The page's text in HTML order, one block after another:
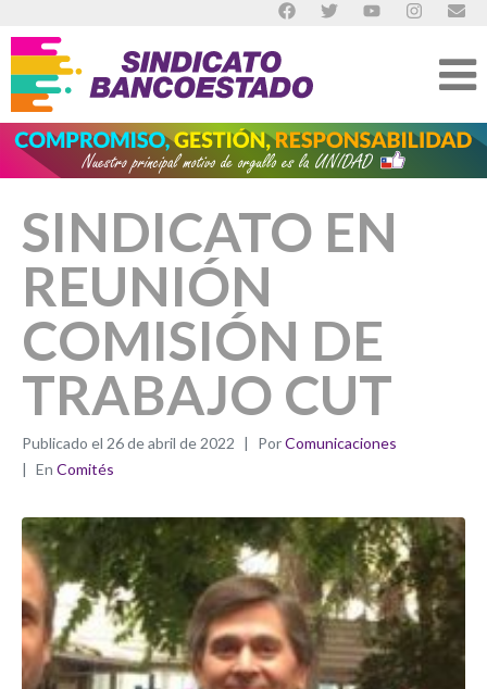
SINDICATO EN
REUNIÓN
COMISIÓN DE
TRABAJO CUT
Publicado el 26 de abril de 2022 PorComunicaciones
En Comités